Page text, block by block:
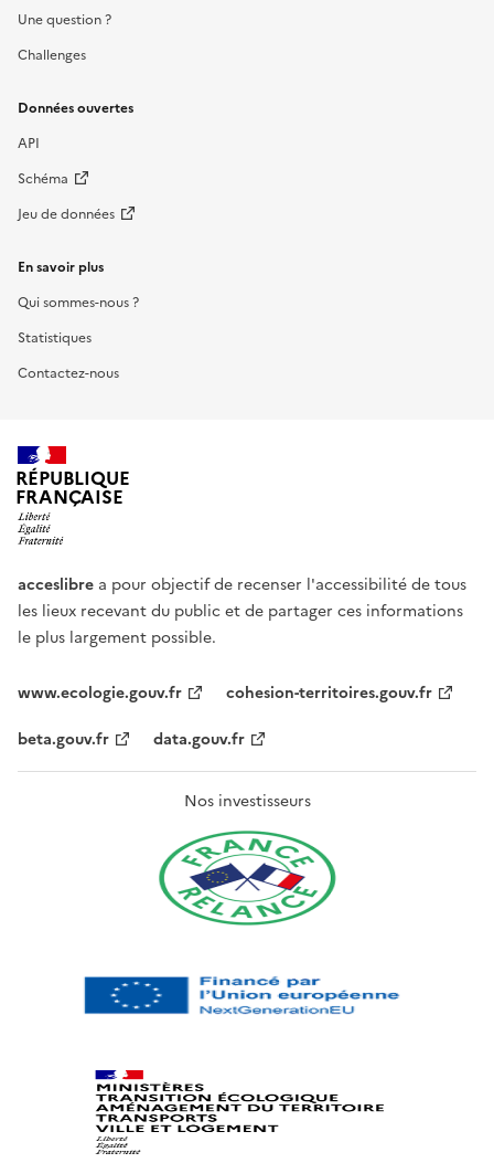
Une question ?
Challenges
Données ouvertes
API
Schéma
Jeu de données
En savoir plus
Qui sommes-nous ?
Statistiques
Contactez-nous
RÉPUBLIQUE
FRANÇAISE
acceslibre a pour objectif de recenser l'accessibilité de tous
les lieux recevant du public et de partager ces informations
le plus largement possible.
www.ecologie.gouv.fr
cohesion-territoires.gouv.fr
beta.gouv.fr
data.gouv.fr
Nos investisseurs